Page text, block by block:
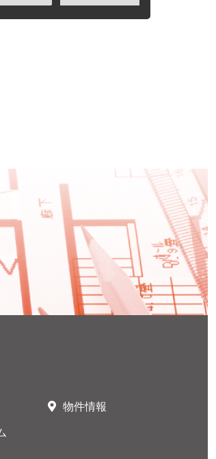
物件情報